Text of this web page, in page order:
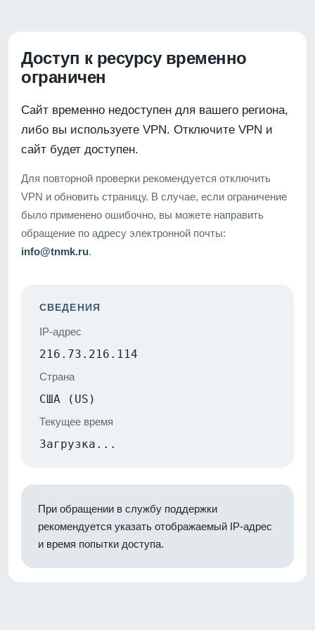
Доступ к ресурсу временно
ограничен
Сайт временно недоступен для вашего региона,
либо вы используете VPN. Отключите VPN и
сайт будет доступен.
Для повторной проверки рекомендуется отключить
VPN и обновить страницу. В случае, если ограничение
было применено ошибочно, вы можете направить
обращение по адресу электронной почты:
info@tnmk.ru.
СВЕДЕНИЯ
IP-адрес
216.73.216.114
Страна
США (US)
Текущее время
Загрузка...
При обращении в службу поддержки
рекомендуется указать отображаемый IP-адрес
и время попытки доступа.